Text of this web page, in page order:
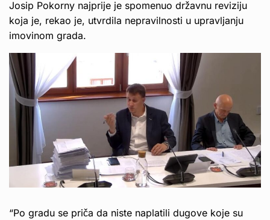
Josip Pokorny najprije je spomenuo državnu reviziju
koja je, rekao je, utvrdila nepravilnosti u upravljanju
imovinom grada.
“Po gradu se priča da niste naplatili dugove koje su